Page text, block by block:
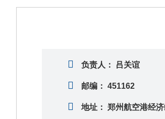
负责人： 吕关谊
邮编： 451162
地址： 郑州航空港经